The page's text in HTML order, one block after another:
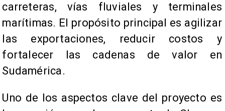
carreteras, vías fluviales y terminales
marítimas. El propósito principal es agilizar
las exportaciones, reducir costos y
fortalecer las cadenas de valor en
Sudamérica.
Uno de los aspectos clave del proyecto es